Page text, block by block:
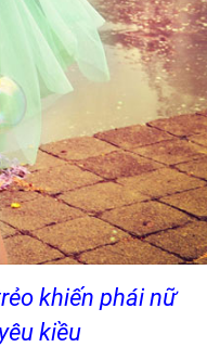
khiến phái nữ
kiều